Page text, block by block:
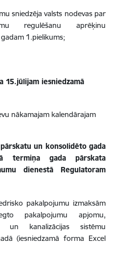
sniedzēja valsts nodevas par
regulēšanu aprēķinu
1.pielikums;
15.jūlijam iesniedzamā
nākamajam kalendārajam
un konsolidēto gada
termiņa gada pārskata
dienestā Regulatoram
pakalpojumu izmaksām
pakalpojumu apjomu,
un kanalizācijas sistēmu
(iesniedzamā forma Excel